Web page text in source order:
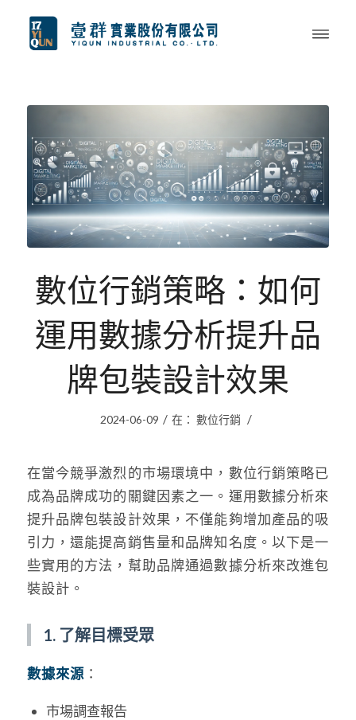
數位行銷策略：如何
運用數據分析提升品
牌包裝設計效果
2024-06-09 / 在： 數位行銷 /
在當今競爭激烈的市場環境中，數位行銷策略已
成為品牌成功的關鍵因素之一。運用數據分析來
提升品牌包裝設計效果，不僅能夠增加產品的吸
引力，還能提高銷售量和品牌知名度。以下是一
些實用的方法，幫助品牌通過數據分析來改進包
裝設計。
1. 了解目標受眾
數據來源：
市場調查報告